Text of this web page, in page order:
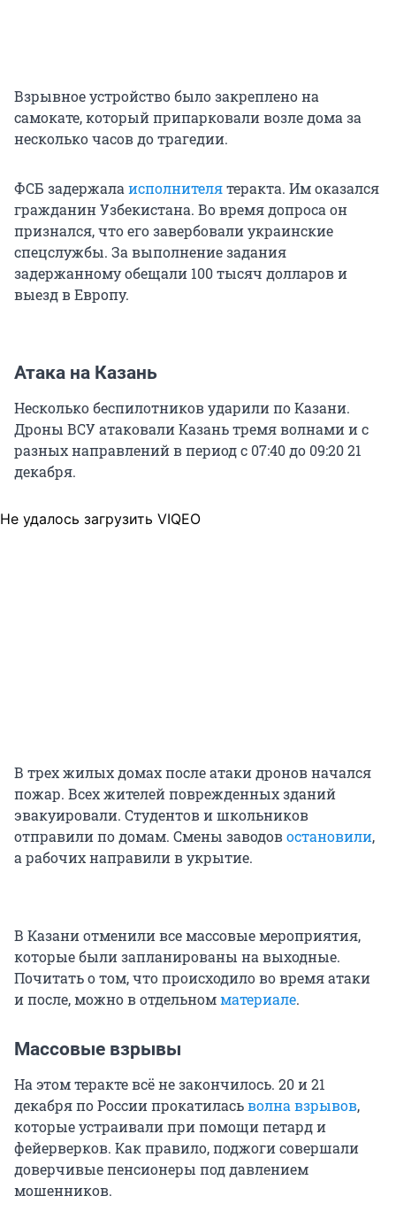
Взрывное устройство было закреплено на
самокате, который припарковали возле дома за
несколько часов до трагедии.
ФСБ задержала исполнителятеракта. Им оказался
гражданин Узбекистана. Во время допроса он
признался, что его завербовали украинские
спецслужбы. За выполнение задания
задержанному обещали 100 тысяч долларов и
выезд в Европу.
Атака на Казань
Несколько беспилотников ударили по Казани.
Дроны ВСУ атаковали Казань тремя волнами и с
разных направлений в период с 07:40 до 09:20 21
декабря.
Не удалось загрузить VIQEO
В трех жилых домах после атаки дронов начался
пожар. Всех жителей поврежденных зданий
эвакуировали. Студентов и школьников
отправили по домам. Смены заводовостановили,
а рабочих направили в укрытие.
В Казани отменили все массовые мероприятия,
которые были запланированы на выходные.
Почитать о том, что происходило во время атаки
и после, можно в отдельномматериале.
Массовые взрывы
На этом теракте всё не закончилось. 20 и 21
декабря по России прокатиласьволна взрывов,
которые устраивали при помощи петард и
фейерверков. Как правило, поджоги совершали
доверчивые пенсионеры под давлением
мошенников.